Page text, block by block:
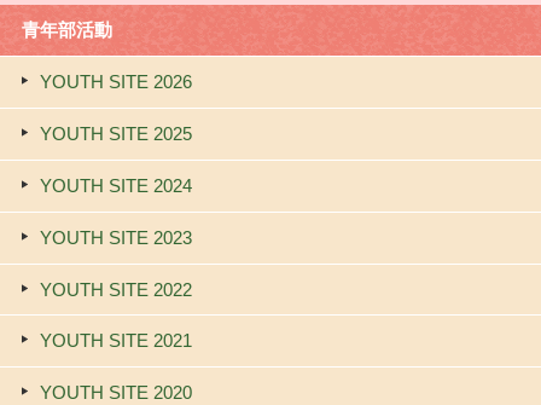
青年部活動
YOUTH SITE 2026
YOUTH SITE 2025
YOUTH SITE 2024
YOUTH SITE 2023
YOUTH SITE 2022
YOUTH SITE 2021
YOUTH SITE 2020